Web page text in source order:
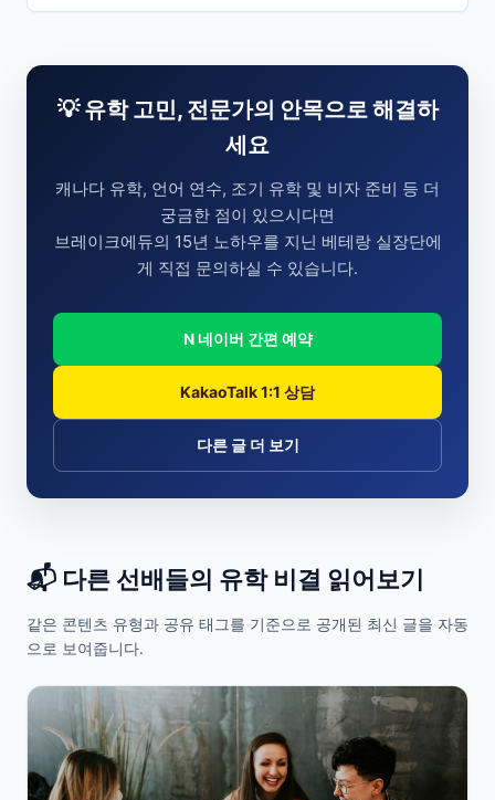
💡 유학 고민, 전문가의 안목으로 해결하
세요
캐나다 유학, 언어 연수, 조기 유학 및 비자 준비 등 더
궁금한 점이 있으시다면
브레이크에듀의 15년 노하우를 지닌 베테랑 실장단에
게 직접 문의하실 수 있습니다.
N 네이버 간편 예약
KakaoTalk 1:1 상담
다른 글 더 보기
📬 다른 선배들의 유학 비결 읽어보기
같은 콘텐츠 유형과 공유 태그를 기준으로 공개된 최신 글을 자동
으로 보여줍니다.